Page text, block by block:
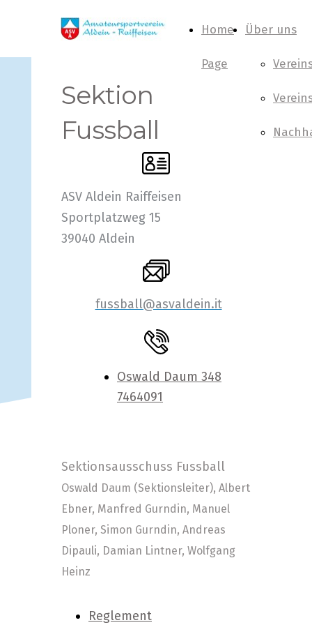
Home
Page
Über uns
Sektion
Fussball
ASV Aldein Raiffeisen
Sportplatzweg 15
39040 Aldein
fussball@asvaldein.it
Oswald Daum 348
7464091
Sektionsausschuss Fussball
Oswald Daum (Sektionsleiter), Albert
Ebner, Manfred Gurndin, Manuel
Ploner, Simon Gurndin, Andreas
Dipauli, Damian Lintner, Wolfgang
Heinz
Reglement